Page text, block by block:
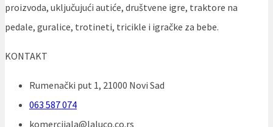
proizvoda, uključujući autiće, društvene igre, traktore na
pedale, guralice, trotineti, tricikle i igračke za bebe.
KONTAKT
Rumenački put 1, 21000 Novi Sad
063 587 074
komercijala@laluco.co.rs